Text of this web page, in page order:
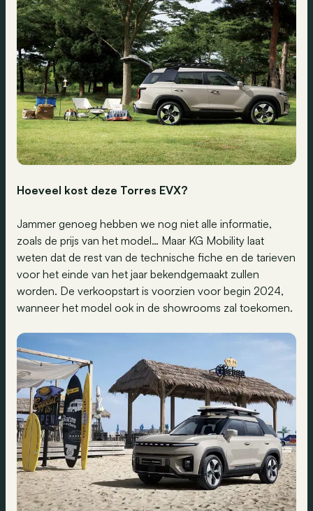
Hoeveel kost deze Torres EVX?
Jammer genoeg hebben we nog niet alle informatie,
zoals de prijs van het model… Maar KG Mobility laat
weten dat de rest van de technische fiche en de tarieven
voor het einde van het jaar bekendgemaakt zullen
worden. De verkoopstart is voorzien voor begin 2024,
wanneer het model ook in de showrooms zal toekomen.